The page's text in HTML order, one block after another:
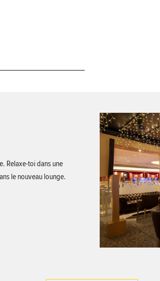
Relaxe-toi dans une
le nouveau lounge.